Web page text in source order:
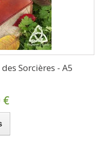
Sorcières - A5
€